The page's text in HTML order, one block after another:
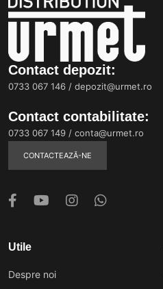
Contact depozit:
0733 067 146 / depozit@urmet.ro
Contact contabilitate:
0733 067 149 / conta@urmet.ro
CONTACTEAZĂ-NE
Utile
Despre noi